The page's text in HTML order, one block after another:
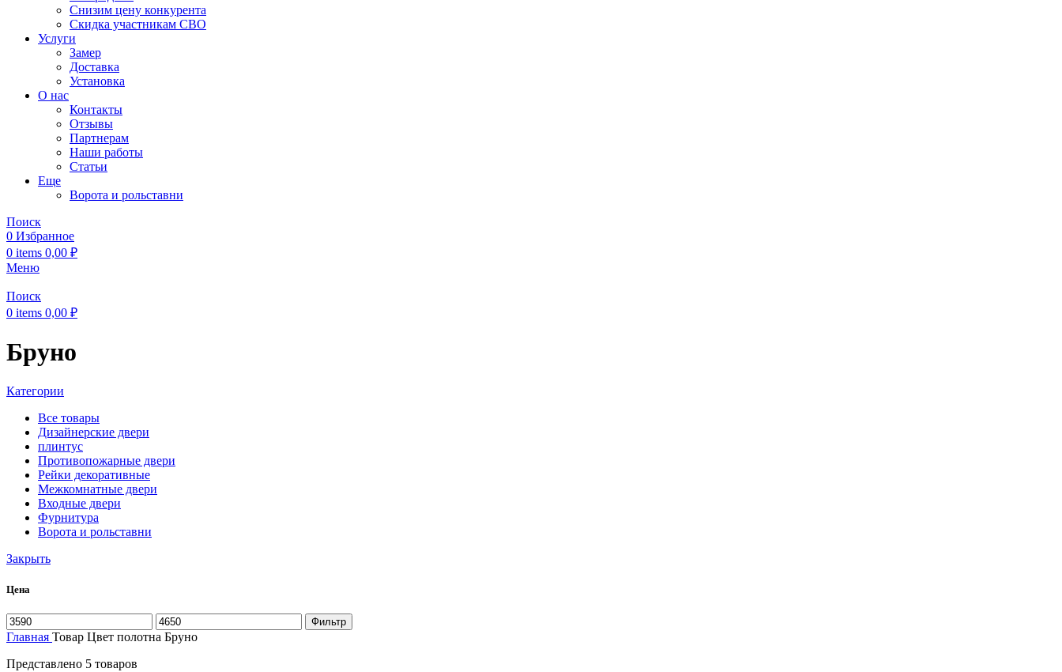
Снизим цену конкурента
Скидка участникам СВО
Услуги
Замер
Доставка
Установка
О нас
Контакты
Отзывы
Партнерам
Наши работы
Статьи
Еще
Ворота и рольставни
Поиск
0 Избранное
0 items 0,00 ₽
Меню
Поиск
0 items 0,00 ₽
Бруно
Категории
Все товары
Дизайнерские двери
плинтус
Противопожарные двери
Рейки декоративные
Межкомнатные двери
Входные двери
Фурнитура
Ворота и рольставни
Закрыть
Цена
Фильтр
Главная Товар Цвет полотна Бруно
Представлено 5 товаров